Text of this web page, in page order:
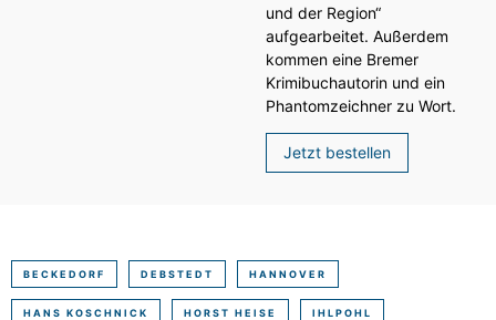
und der Region“
aufgearbeitet. Außerdem
kommen eine Bremer
Krimibuchautorin und ein
Phantomzeichner zu Wort.
Jetzt bestellen
BECKEDORF DEBSTEDT HANNOVER
HANS KOSCHNICK HORST HEISE IHLPOHL